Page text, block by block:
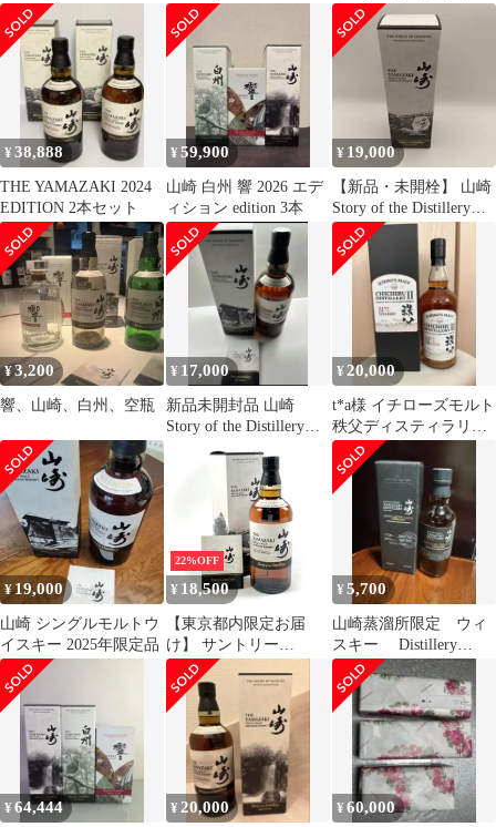
リー 2025
¥38,888
THE YAMAZAKI 2024
EDITION 2本セット
¥59,900
山崎 白州 響 2026 エデ
ィション edition 3本
¥ 19,000
【新品・未開栓】 山崎
Story of the Distillery
2024
¥3,200
響、山崎、白州、空瓶
¥ 17,000
新品未開封品 山崎
Story of the Distillery
¥ 20,000
t*a様 イチローズモルト
秩父ディスティラリー
II ヒント オブ シェリー
¥19,000
山崎 シングルモルトウ
イスキー 2025年限定品
22%OFF
¥ 18,500
【東京都内限定お届
け】 サントリー
SUNTORY 山崎 ストー
リーオブザディスティ
ラリー 2024 700ml 国産
ウイスキー 【古酒】
¥5,700
山崎蒸溜所限定 ウィ
スキー Distillery
Exclusive 48%
¥64,444 ¥20,000 ¥60,000